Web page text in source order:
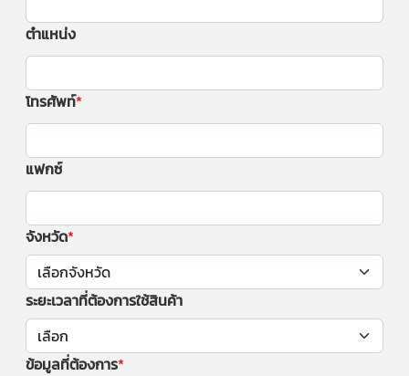
ตำแหน่ง
โทรศัพท์
แฟกซ์
จังหวัด
ระยะเวลาที่ต้องการใช้สินค้า
ข้อมูลที่ต้องการ